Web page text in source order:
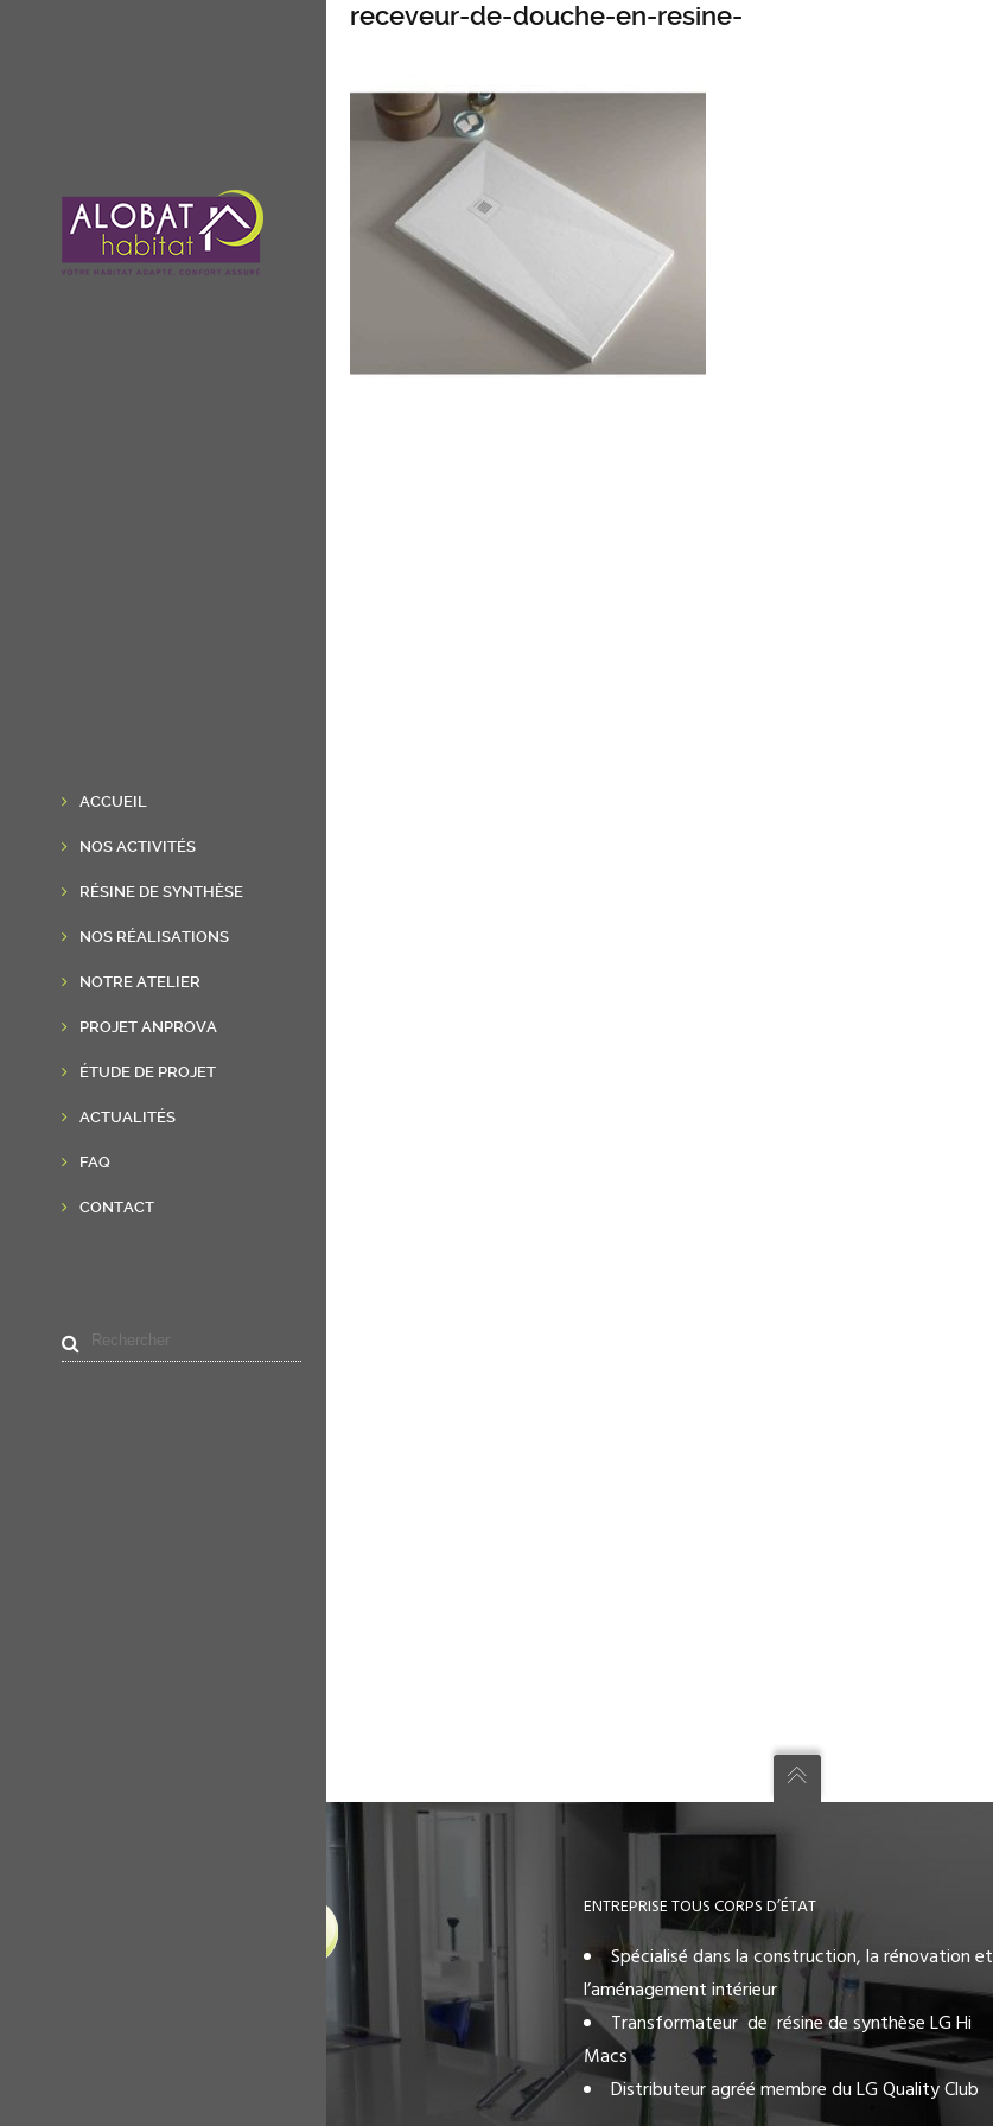
ACCUEIL
NOS ACTIVITÉS
RÉSINE DE SYNTHÈSE
NOS RÉALISATIONS
NOTRE ATELIER
PROJET ANPROVA
ÉTUDE DE PROJET
ACTUALITÉS
FAQ
CONTACT
receveur-de-douche-en-resine-
ENTREPRISE TOUS CORPS D’ÉTAT
Spécialisé dans la construction, la rénovation et
l’aménagement intérieur
Transformateur de résine de synthèse LG Hi
Macs
Distributeur agréé membre du LG Quality Club